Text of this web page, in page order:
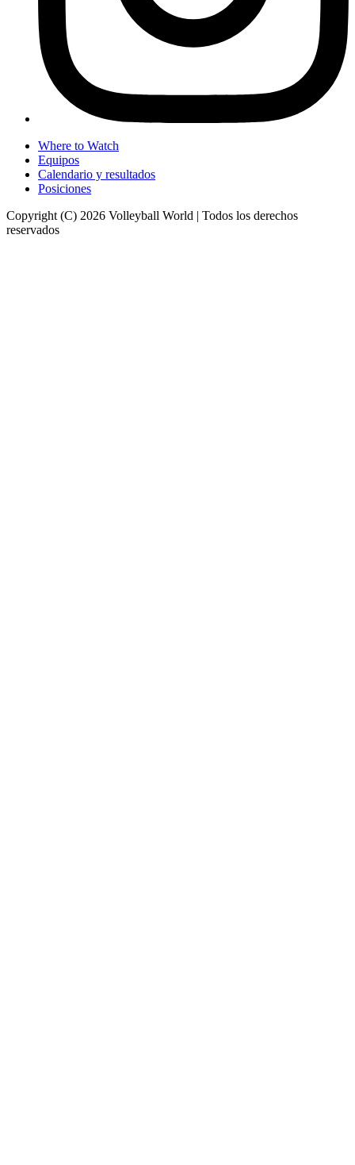
Where to Watch
Equipos
Calendario y resultados
Posiciones
Copyright (C) 2026 Volleyball World | Todos los derechos
reservados